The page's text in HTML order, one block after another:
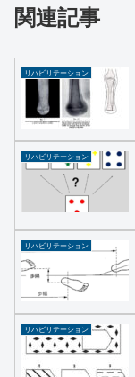
関連記事
リハビリテーション
リハビリテーション
リハビリテーション
リハビリテーション